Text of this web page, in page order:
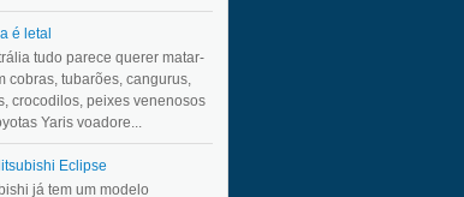
é letal
tudo parece querer matar-
cobras, tubarões, cangurus,
crocodilos, peixes venenosos
Yaris voadore...
Eclipse
já tem um modelo